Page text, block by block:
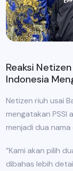
Reaksi
Indonesia
Netizen riuh usai
mengatakan PSSI
menjadi dua
”Kami akan pilih
dibahas lebih